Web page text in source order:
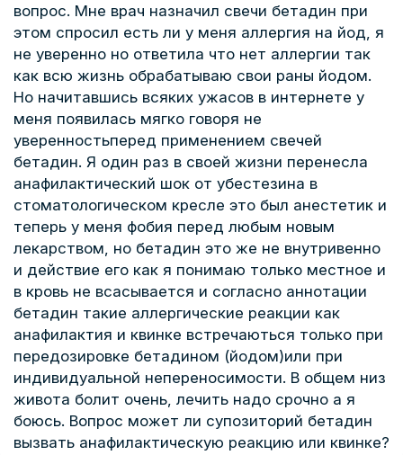
вопрос. Мне врач назначил свечи бетадин при
этом спросил есть ли у меня аллергия на йод, я
не уверенно но ответила что нет аллергии так
как всю жизнь обрабатываю свои раны йодом.
Но начитавшись всяких ужасов в интернете у
меня появилась мягко говоря не
уверенностьперед применением свечей
бетадин. Я один раз в своей жизни перенесла
анафилактический шок от убестезина в
стоматологическом кресле это был анестетик и
теперь у меня фобия перед любым новым
лекарством, но бетадин это же не внутривенно
и действие его как я понимаю только местное и
в кровь не всасывается и согласно аннотации
бетадин такие аллергические реакции как
анафилактия и квинке встречаються только при
передозировке бетадином (йодом)или при
индивидуальной непереносимости. В общем низ
живота болит очень, лечить надо срочно а я
боюсь. Вопрос может ли супозиторий бетадин
вызвать анафилактическую реакцию или квинке?